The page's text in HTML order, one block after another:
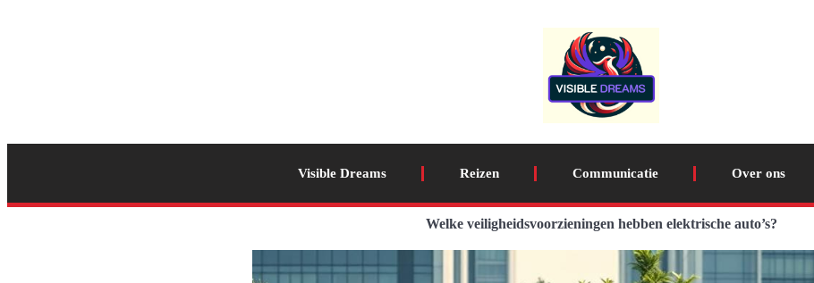
Visible Dreams Reizen Communicatie Over ons
Welke veiligheidsvoorzieningen hebben elektrische auto’s?